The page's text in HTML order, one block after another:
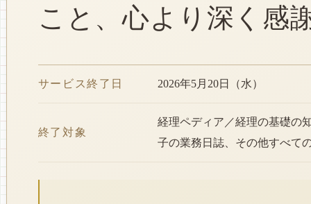
こと、心より深く感
サービス終了日 2026年5月20日（水）
終了対象
経理ペディア／経理の基礎の
子の業務日誌、その他すべて